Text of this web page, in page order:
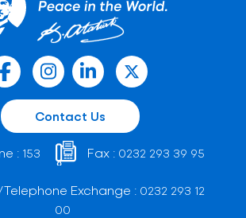
Contact Us
: 153 Fax : 0232 293 39 95
Exchange : 0232 293 12
00